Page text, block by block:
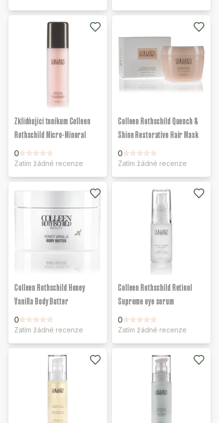
Zklidňující tonikum Colleen
Rothschild Micro-Mineral
0
Zatím žádné recenze
Colleen Rothschild Quench &
Shine Restorative Hair Mask
0
Zatím žádné recenze
Colleen Rothschild Honey
Vanilla Body Butter
0
Zatím žádné recenze
Colleen Rothschild Retinol
Supreme eye serum
0
Zatím žádné recenze